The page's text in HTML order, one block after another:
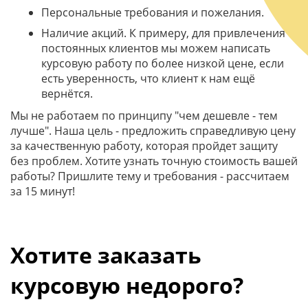
Персональные требования и пожелания.
Наличие акций. К примеру, для привлечения
постоянных клиентов мы можем написать
курсовую работу по более низкой цене, если
есть уверенность, что клиент к нам ещё
вернётся.
Мы не работаем по принципу "чем дешевле - тем
лучше". Наша цель - предложить справедливую цену
за качественную работу, которая пройдет защиту
без проблем. Хотите узнать точную стоимость вашей
работы? Пришлите тему и требования - рассчитаем
за 15 минут!
Хотите заказать
курсовую недорого?